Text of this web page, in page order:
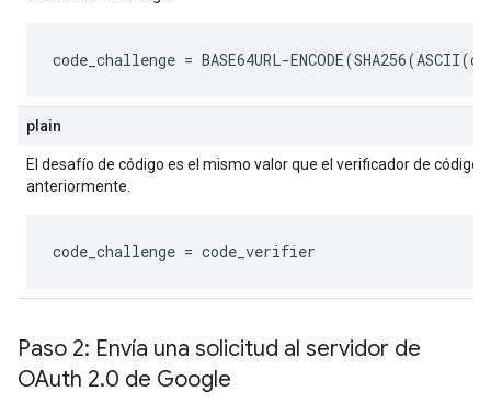
code_challenge = BASE64URL-ENCODE(SHA256(ASCII(
plain
El desafío de código es el mismo valor que el verificador de código
anteriormente.
code_challenge = code_verifier
Paso 2: Envía una solicitud al servidor de
OAuth 2.0 de Google